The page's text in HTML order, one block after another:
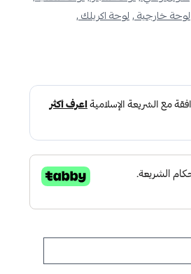
لوحة خارجية ,لوحة اكريلك ,